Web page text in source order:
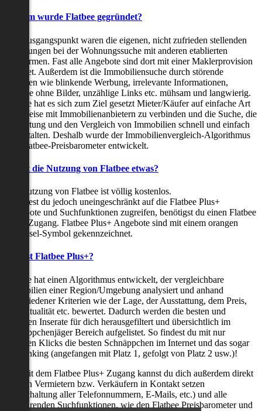
Warum wurde Flatbee gegründet?
Der Ausgangspunkt waren die eigenen, nicht zufrieden stellenden
Erfahrungen bei der Wohnungssuche mit anderen etablierten
Plattformen. Fast alle Angebote sind dort mit einer Maklerprovision
behaftet. Außerdem ist die Immobiliensuche durch störende
Faktoren wie blinkende Werbung, irrelevante Informationen,
Inserate ohne Bilder, unzählige Links etc. mühsam und langwierig.
Flatbee hat es sich zum Ziel gesetzt Mieter/Käufer auf einfache Art
und Weise mit Immobilienanbietern zu verbinden und die Suche, die
Bewertung und den Vergleich von Immobilien schnell und einfach
zu gestalten. Deshalb wurde der Immobilienvergleich-Algorithmus
und Flatbee-Preisbarometer entwickelt.
Kostet die Nutzung von Flatbee etwas?
Die Nutzung von Flatbee ist völlig kostenlos.
Möchtest du jedoch uneingeschränkt auf die Flatbee Plus+
Angebote und Suchfunktionen zugreifen, benötigst du einen Flatbee
Plus+ Zugang. Flatbee Plus+ Angebote sind mit einem orangen
Schlüssel-Symbol gekennzeichnet.
Was ist Flatbee Plus+?
Flatbee hat einen Algorithmus entwickelt, der vergleichbare
Immobilien einer Region/Umgebung analysiert und anhand
verschiedener Kriterien wie der Lage, der Ausstattung, dem Preis,
der Aktualität etc. bewertet. Dadurch werden die besten und
neuesten Inserate für dich herausgefiltert und übersichtlich im
Schnäppchenjäger Bereich aufgelistet. So findest du mit nur
wenigen Klicks die besten Schnäppchen im Internet und das sogar
als Ranking (angefangen mit Platz 1, gefolgt von Platz 2 usw.)!
Nur mit dem Flatbee Plus+ Zugang kannst du dich außerdem direkt
mit den Vermietern bzw. Verkäufern in Kontakt setzen
(Freischaltung aller Telefonnummern, E-Mails, etc.) und alle
zeitsparenden Suchfunktionen, wie den Flatbee Preisbarometer und